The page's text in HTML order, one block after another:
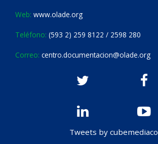
Web: www.olade.org
Teléfono: (593 2) 259 8122 / 2598 280
Correo: centro.documentacion@olade.org
Tweets by cubemediaco